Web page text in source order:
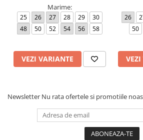
Marime:
25 26 27 28 29
30
48
50 52 54 56 58
VEZI VARIANTE
26
50
Newsletter Nu rata ofertele si promotiile